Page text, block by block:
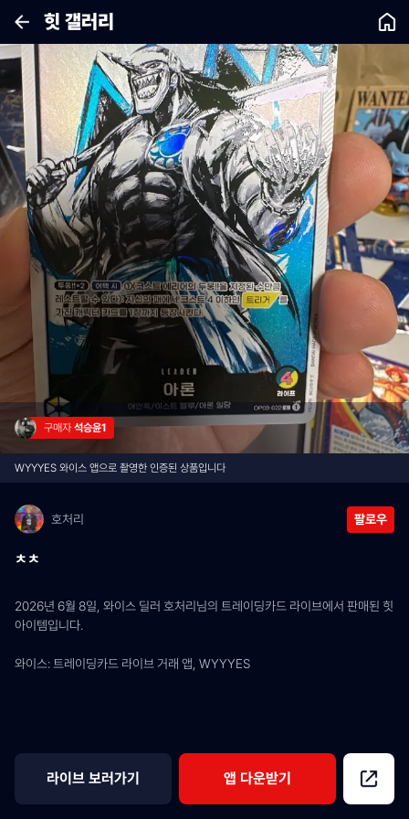
힛 갤러리
구매자 석승윤1
WYYYES 와이스 앱으로 촬영한 인증된 상품입니다
호처리 팔로우
ㅊㅊ
2026년 6월 8일, 와이스 딜러 호처리님의 트레이딩카드 라이브에서 판매된 힛
아이템입니다.
와이스: 트레이딩카드 라이브 거래 앱, WYYYES
라이브 보러가기 앱 다운받기